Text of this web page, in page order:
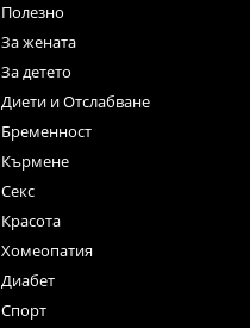
Полезно
За жената
За детето
Диети и Отслабване
Бременност
Кърмене
Секс
Красота
Хомеопатия
Диабет
Спорт